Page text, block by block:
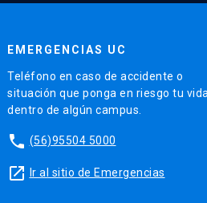
EMERGENCIAS UC
Teléfono en caso de accidente o
situación que ponga en riesgo tu vida
dentro de algún campus.
phone (56)95504 5000
launch Ir al sitio de Emergencias